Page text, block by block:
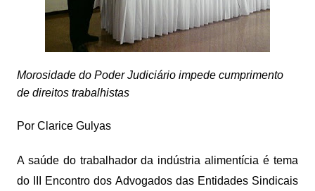
Morosidade do Poder Judiciário impede cumprimento
de direitos trabalhistas
Por Clarice Gulyas
A saúde do trabalhador da indústria alimentícia é tema
do III Encontro dos Advogados das Entidades Sindicais